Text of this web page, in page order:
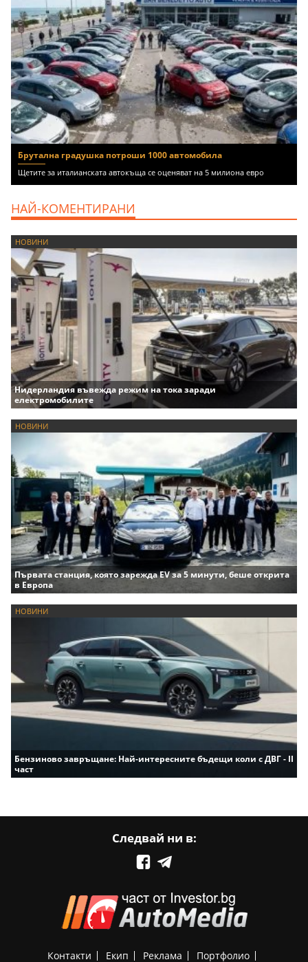
Брутална градушка потроши 1000 автомобила
Щетите за италианската автокъща се оценяват на 5 милиона евро
НАЙ-КОМЕНТИРАНИ
НОВИНИ
Нидерландия въвежда режим на тока заради
електромобилите
НОВИНИ
Първата станция, която зарежда EV за 5 минути, беше открита
в Европа
НОВИНИ
Бензиново завръщане: Най-интересните бъдещи коли с ДВГ - II
част
Следвай ни в:
Контакти Екип Реклама Портфолио